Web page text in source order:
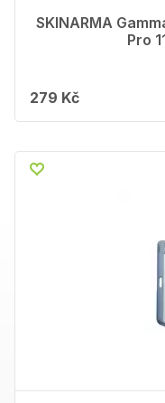
SKINARMA
Pro
279 Kč